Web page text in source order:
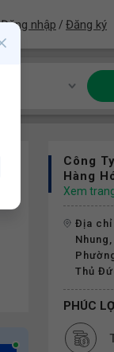
Đăng nhập / Đăng ký
Công
Hàng
Xem
Địa chỉ
Thủ
PHÚC